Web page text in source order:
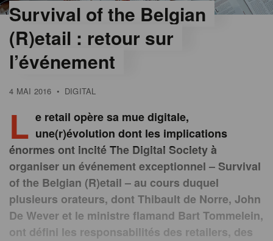
Survival of the Belgian
(R)etail : retour sur
l’événement
4 MAI 2016 • DIGITAL
L e retail opère sa mue digitale,
une(r)évolution dont les implications
énormes ont incité The Digital Society à
organiser un événement exceptionnel – Survival
of the Belgian (R)etail – au cours duquel
plusieurs orateurs, dont Thibault de Norre, John
De Wever et le ministre flamand Bart Tommelein,
ont défini les responsabilités des retailers, des